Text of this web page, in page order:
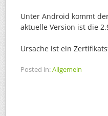
Unter Android kommt
aktuelle Version ist die
Ursache ist ein
Posted in:Allgemein